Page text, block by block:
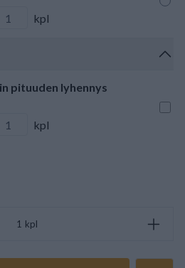
kpl
pituuden lyhennys
kpl
kpl